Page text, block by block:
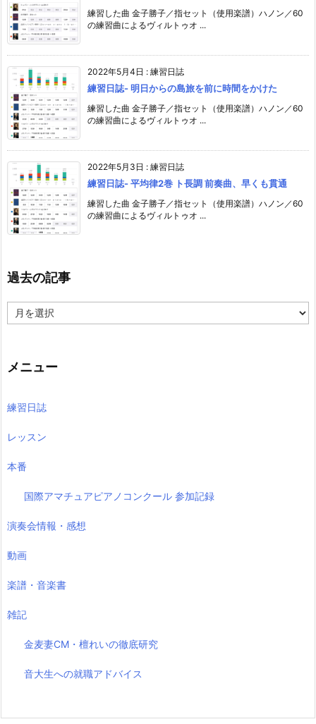
練習した曲 金子勝子／指セット（使用楽譜）ハノン／60
の練習曲によるヴィルトゥオ ...
2022年5月4日 : 練習日誌
練習日誌- 明日からの島旅を前に時間をかけた
練習した曲 金子勝子／指セット（使用楽譜）ハノン／60
の練習曲によるヴィルトゥオ ...
2022年5月3日 : 練習日誌
練習日誌- 平均律2巻 ト長調 前奏曲、早くも貫通
練習した曲 金子勝子／指セット（使用楽譜）ハノン／60
の練習曲によるヴィルトゥオ ...
過去の記事
去
事
メニュー
練習日誌
レッスン
本番
国際アマチュアピアノコンクール 参加記録
演奏会情報・感想
動画
楽譜・音楽書
雑記
金麦妻CM・檀れいの徹底研究
音大生への就職アドバイス